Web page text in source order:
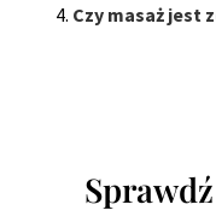
Czy masaż jest